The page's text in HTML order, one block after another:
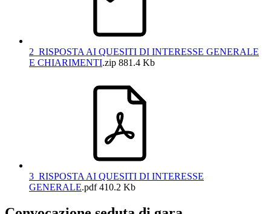
2_RISPOSTA AI QUESITI DI INTERESSE GENERALE
E CHIARIMENTI.zip 881.4 Kb
3_RISPOSTA AI QUESITI DI INTERESSE
GENERALE.pdf410.2 Kb